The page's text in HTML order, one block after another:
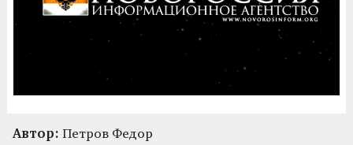
Автор: Петров Федор